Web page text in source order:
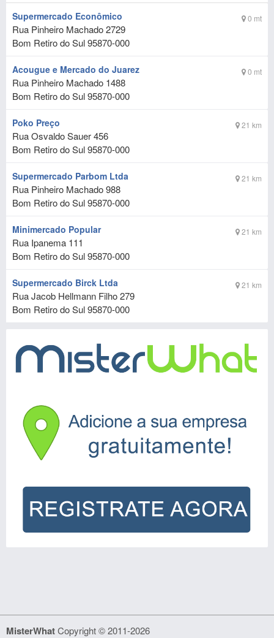
0 mt
Supermercado Econômico
Rua Pinheiro Machado 2729
Bom Retiro do Sul95870-000
0 mt
Acougue e Mercado do Juarez
Rua Pinheiro Machado 1488
Bom Retiro do Sul95870-000
21 km
Poko Preço
Rua Osvaldo Sauer 456
Bom Retiro do Sul95870-000
21 km
Supermercado Parbom Ltda
Rua Pinheiro Machado 988
Bom Retiro do Sul95870-000
21 km
Minimercado Popular
Rua Ipanema 111
Bom Retiro do Sul95870-000
21 km
Supermercado Birck Ltda
Rua Jacob Hellmann Filho 279
Bom Retiro do Sul95870-000
MisterWhatCopyright © 2011-2026